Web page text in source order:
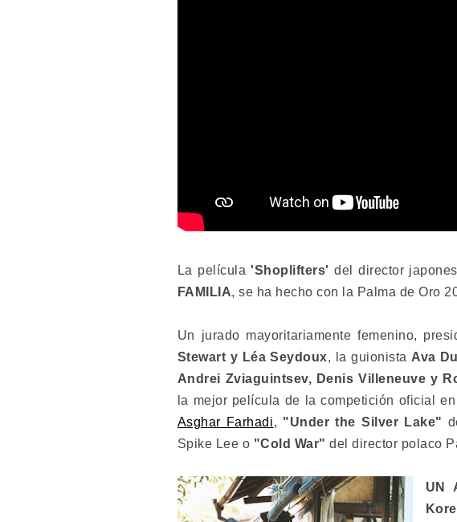
La película 'Shoplifters' del director japones
FAMILIA, se ha hecho con la Palma de Oro
Un jurado mayoritariamente femenino,
Stewart y Léa Seydoux, la guionista Ava
Andrei Zviaguintsev, Denis Villeneuve y
la mejor película de la competición oficial
Asghar Farhadi, "Under the Silver Lake"
Spike Lee o "Cold War" del director polaco
UN